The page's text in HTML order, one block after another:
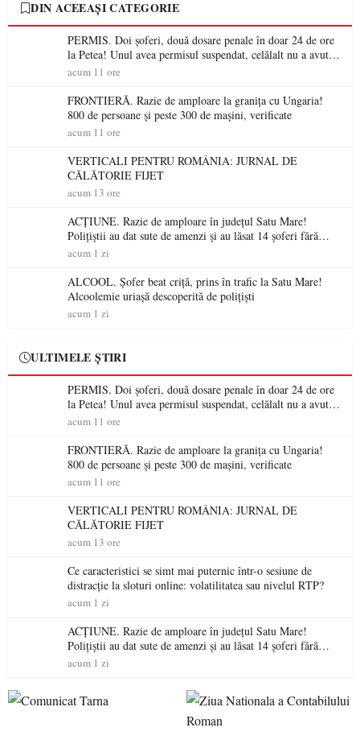
DIN ACEEAȘI CATEGORIE
PERMIS. Doi șoferi, două dosare penale în doar 24 de ore
la Petea! Unul avea permisul suspendat, celălalt nu a avut
niciodată permis
acum 11 ore
FRONTIERĂ. Razie de amploare la granița cu Ungaria!
800 de persoane și peste 300 de mașini, verificate
acum 11 ore
VERTICALI PENTRU ROMÂNIA: JURNAL DE
CĂLĂTORIE FIJET
acum 13 ore
ACȚIUNE. Razie de amploare în județul Satu Mare!
Polițiștii au dat sute de amenzi și au lăsat 14 șoferi fără
permis într-o singură zi
acum 1 zi
ALCOOL. Șofer beat criță, prins în trafic la Satu Mare!
Alcoolemie uriașă descoperită de polițiști
acum 1 zi
ULTIMELE ȘTIRI
PERMIS. Doi șoferi, două dosare penale în doar 24 de ore
la Petea! Unul avea permisul suspendat, celălalt nu a avut
niciodată permis
acum 11 ore
FRONTIERĂ. Razie de amploare la granița cu Ungaria!
800 de persoane și peste 300 de mașini, verificate
acum 11 ore
VERTICALI PENTRU ROMÂNIA: JURNAL DE
CĂLĂTORIE FIJET
acum 13 ore
Ce caracteristici se simt mai puternic într-o sesiune de
distracție la sloturi online: volatilitatea sau nivelul RTP?
acum 1 zi
ACȚIUNE. Razie de amploare în județul Satu Mare!
Polițiștii au dat sute de amenzi și au lăsat 14 șoferi fără
permis într-o singură zi
acum 1 zi